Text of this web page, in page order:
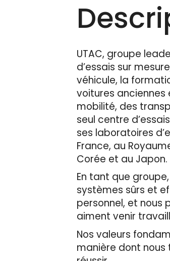
UTAC, groupe
d’essais sur
véhicule, la
voitures
mobilité, des
seul centre
ses laboratoires
France, au
Corée et au Japon.
En tant que
systèmes sûrs et
personnel, et nous
aiment venir
Nos valeurs
manière dont